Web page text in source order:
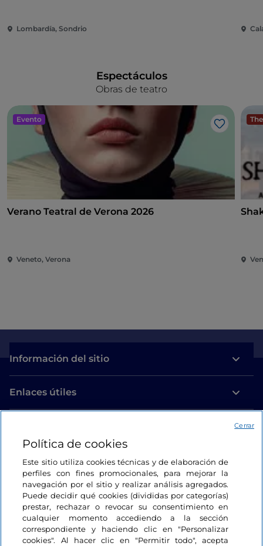
Lombardía, Sondrio
Obras de teatro
Espectáculos
Evento
Me gusta
Verano Teatral de Verona 2026
Veneto, Verona
Información del sitio
Enlaces útiles
Estamos en contacto
Política de cookies
Este sitio utiliza cookies técnicas y de elaboración de
perfiles con fines promocionales, para mejorar la
navegación por el sitio y realizar análisis agregados.
Puede decidir qué cookies (divididas por categorías)
prestar, rechazar o revocar su consentimiento en
cualquier momento accediendo a la sección
correspondiente y haciendo clic en "Personalizar
cookies". Al hacer clic en "Permitir todo", acepta
Cerrar